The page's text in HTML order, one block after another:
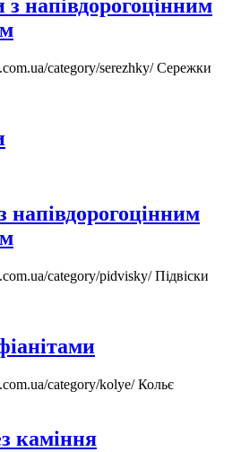
напівдорогоцінним
category/serezhky/Сережки
напівдорогоцінним
category/pidvisky/Підвіски
category/kolye/Кольє
каміння